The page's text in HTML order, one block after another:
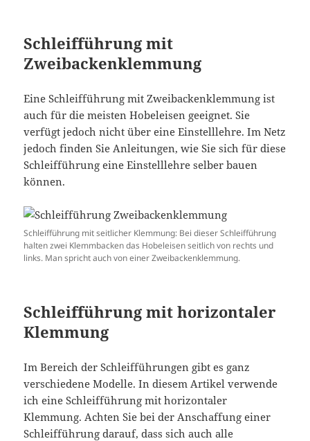
Schleifführung mit
Zweibackenklemmung
Eine Schleifführung mit Zweibackenklemmung ist
auch für die meisten Hobeleisen geeignet. Sie
verfügt jedoch nicht über eine Einstelllehre. Im Netz
jedoch finden Sie Anleitungen, wie Sie sich für diese
Schleifführung eine Einstelllehre selber bauen
können.
Schleifführung mit seitlicher Klemmung: Bei dieser Schleifführung
halten zwei Klemmbacken das Hobeleisen seitlich von rechts und
links. Man spricht auch von einer Zweibackenklemmung.
Schleifführung mit horizontaler
Klemmung
Im Bereich der Schleifführungen gibt es ganz
verschiedene Modelle. In diesem Artikel verwende
ich eine Schleifführung mit horizontaler
Klemmung. Achten Sie bei der Anschaffung einer
Schleifführung darauf, dass sich auch alle